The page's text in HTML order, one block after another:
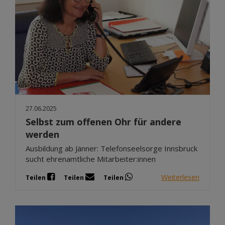
27.06.2025
Selbst zum offenen Ohr für andere
werden
Ausbildung ab Jänner: Telefonseelsorge Innsbruck
sucht ehrenamtliche Mitarbeiter:innen
Teilen Teilen Teilen Weiterlesen